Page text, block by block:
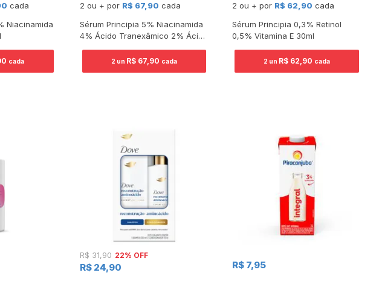
cada
Niacinamida
cada
2 ou + por R$ 67,90 cada
Sérum Principia 5% Niacinamida
4% Ácido Tranexâmico 2% Ácido
Salicílico 30ml
2 un R$ 67,90 cada
2 ou + por R$ 62,90 cada
Sérum Principia 0,3% Retinol
0,5% Vitamina E 30ml
2 un R$ 62,90 cada
R$ 31,90 22% OFF
R$ 24,90 R$ 7,95